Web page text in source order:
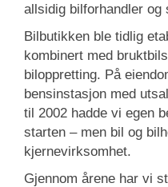
allsidig bilforhandler
Bilbutikken ble tidlig
kombinert med
biloppretting. På
bensinstasjon med
til 2002 hadde vi egen
starten – men bil og
kjernevirksomhet.
Gjennom årene har vi